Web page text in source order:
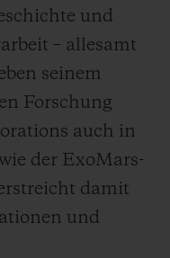
und
– allesamt
seinem
Forschung
auch in
der ExoMars-
damit
und